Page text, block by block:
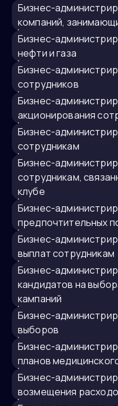
бизнес-администрирование деятельностью
компаний,
бизнес-администрирование договоров аренды
нефти и газа
бизнес-администрирование пенсионных планов
сотрудников
бизнес-администрирование планов
акционирования
бизнес-администрирование планов выплат
сотрудникам
бизнес-администрирование планов выплат
сотрудникам,
клубе
бизнес-администрирование планов
предпочтительных
бизнес-администрирование планов социальных
выплат сотрудникам
бизнес-администрирование политиков,
кандидатов на
кампаний
бизнес-администрирование политических
выборов
бизнес-администрирование предоплаченных
планов
бизнес-администрирование программ
возмещения